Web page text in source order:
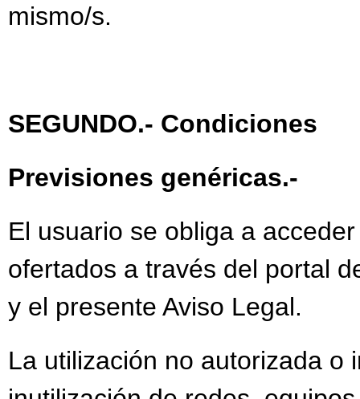
mismo/s.
SEGUNDO.- Condiciones
Previsiones genéricas.-
El usuario se obliga a
ofertados a través del portal
y el presente Aviso Legal.
La utilización no autorizada o